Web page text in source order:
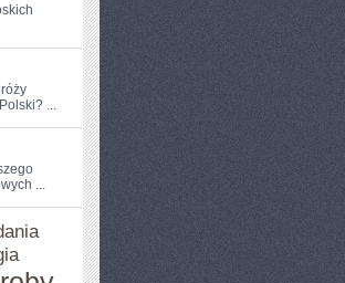
...
...